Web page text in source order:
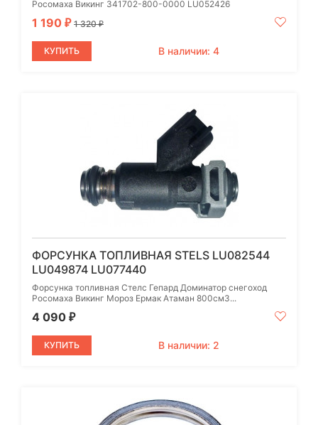
Росомаха Викинг 341702-800-0000 LU052426
1 190 ₽ 1 320₽
КУПИТЬ В наличии: 4
ФОРСУНКА ТОПЛИВНАЯ STELS LU082544
LU049874 LU077440
Форсунка топливная Стелс Гепард Доминатор снегоход
Росомаха Викинг Мороз Ермак Атаман 800см3...
4 090 ₽
КУПИТЬ В наличии: 2